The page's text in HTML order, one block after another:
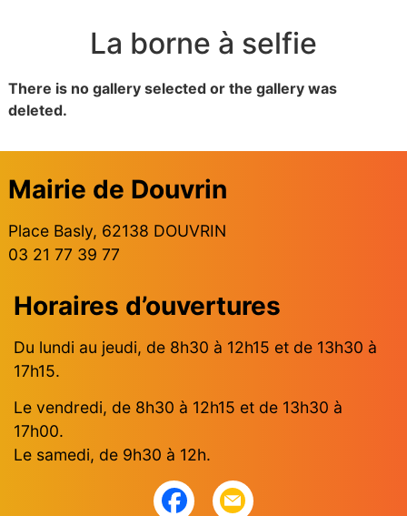
La borne à selfie
There is no gallery selected or the gallery was
deleted.
Mairie de Douvrin
Place Basly, 62138 DOUVRIN
03 21 77 39 77
Horaires d’ouvertures
Du lundi au jeudi, de 8h30 à 12h15 et de 13h30 à
17h15.
Le vendredi, de 8h30 à 12h15 et de 13h30 à
17h00.
Le samedi, de 9h30 à 12h.